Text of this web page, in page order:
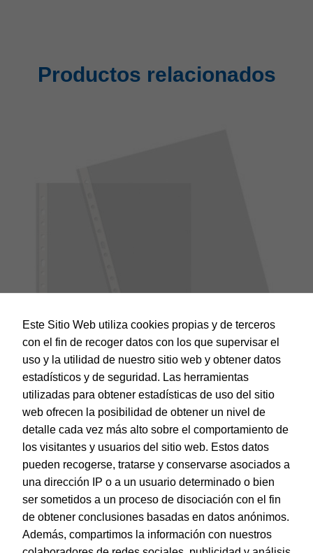
Productos relacionados
Dohe – Caja Fundas Multitaladro Fº Basic Cristal
EAN: 8421938905922
© Dohe - Camino de Madrid, 14
28970 • Humanes de Madrid (Madrid)
Este Sitio Web utiliza cookies propias y de terceros
con el fin de recoger datos con los que supervisar el
uso y la utilidad de nuestro sitio web y obtener datos
estadísticos y de seguridad. Las herramientas
utilizadas para obtener estadísticas de uso del sitio
web ofrecen la posibilidad de obtener un nivel de
detalle cada vez más alto sobre el comportamiento de
los visitantes y usuarios del sitio web. Estos datos
pueden recogerse, tratarse y conservarse asociados a
una dirección IP o a un usuario determinado o bien
ser sometidos a un proceso de disociación con el fin
de obtener conclusiones basadas en datos anónimos.
Además, compartimos la información con nuestros